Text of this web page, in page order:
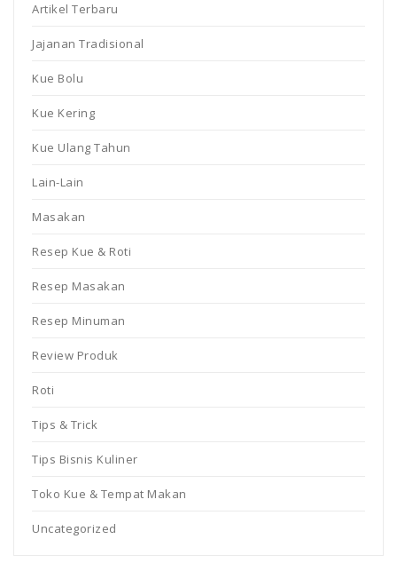
Artikel Terbaru
Jajanan Tradisional
Kue Bolu
Kue Kering
Kue Ulang Tahun
Lain-Lain
Masakan
Resep Kue & Roti
Resep Masakan
Resep Minuman
Review Produk
Roti
Tips & Trick
Tips Bisnis Kuliner
Toko Kue & Tempat Makan
Uncategorized